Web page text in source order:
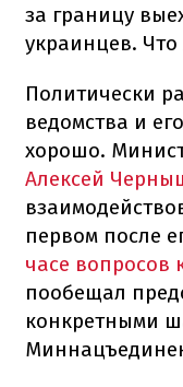
за границу
украинцев.
Политически
ведомства и
хорошо.
Алексей
первом после
часе вопросов
пообещал
конкретными